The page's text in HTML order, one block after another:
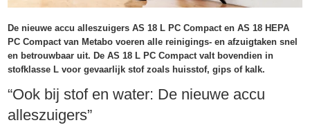
De nieuwe accu alleszuigers AS 18 L PC Compact en AS 18 HEPA
PC Compact van Metabo voeren alle reinigings- en afzuigtaken snel
en betrouwbaar uit. De AS 18 L PC Compact valt bovendien in
stofklasse L voor gevaarlijk stof zoals huisstof, gips of kalk.
“Ook bij stof en water: De nieuwe accu
alleszuigers”